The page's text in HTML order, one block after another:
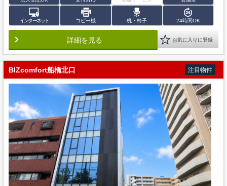
インターネット コピー機 机・椅子 24時間OK
詳細を見る お気に入りに登録
BIZcomfort船橋北口 注目物件